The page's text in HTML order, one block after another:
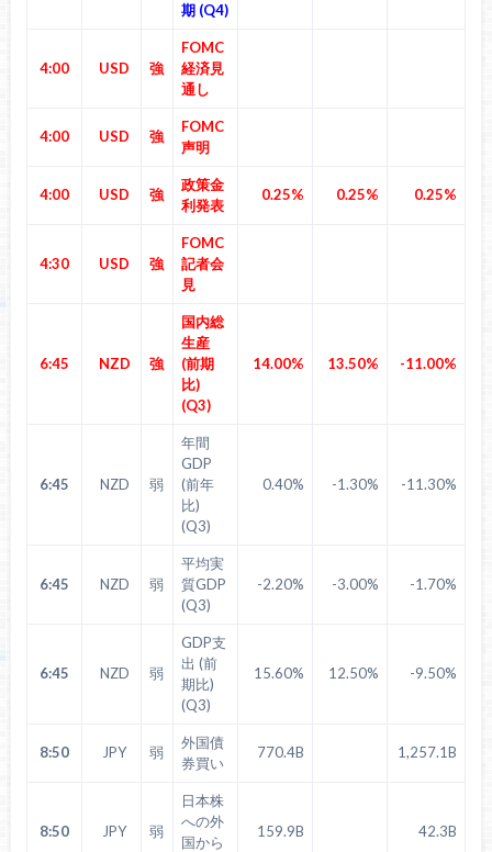
期 (Q4)
4:00 USD 強
FOMC
経済見
通し
4:00 USD 強
FOMC
声明
4:00 USD 強
政策金
利発表
0.25% 0.25% 0.25%
4:30 USD 強
FOMC
記者会
見
6:45 NZD 強
国内総
生産
(前期
比)
(Q3)
14.00% 13.50% -11.00%
6:45 NZD 弱
年間
GDP
(前年
比)
(Q3)
0.40% -1.30% -11.30%
6:45 NZD 弱
平均実
質GDP
(Q3)
-2.20% -3.00% -1.70%
6:45 NZD 弱
GDP支
出 (前
期比)
(Q3)
15.60% 12.50% -9.50%
8:50 JPY 弱
外国債
券買い
770.4B 1,257.1B
8:50 JPY 弱
日本株
への外
国から
159.9B 42.3B